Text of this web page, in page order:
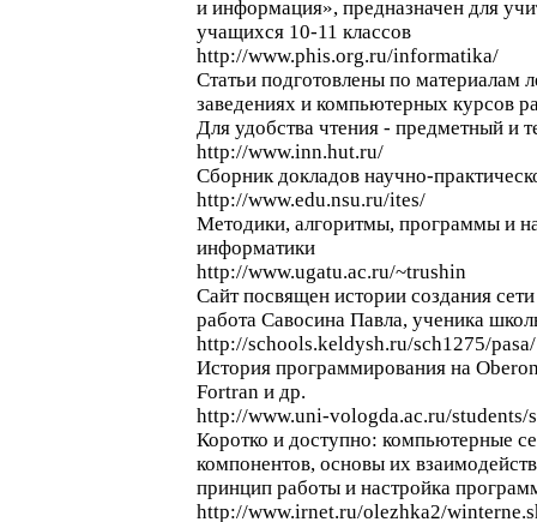
и информация», предназначен для
учащихся 10-11 классов
http://www.phis.org.ru/informatika/
Статьи подготовлены по материалам
заведениях и компьютерных курсов
Для удобства чтения - предметный и
http://www.inn.hut.ru/
Сборник докладов научно-
http://www.edu.nsu.ru/ites/
Методики, алгоритмы, программы и
информатики
http://www.ugatu.ac.ru/~trushin
Сайт посвящен истории создания
работа Савосина Павла, ученика
http://schools.keldysh.ru/sch1275/pasa/
История программирования на
Fortran и др.
http://www.uni-vologda.ac.ru/students/
Коротко и доступно: компьютерные
компонентов, основы их
принцип работы и настройка
http://www.irnet.ru/olezhka2/